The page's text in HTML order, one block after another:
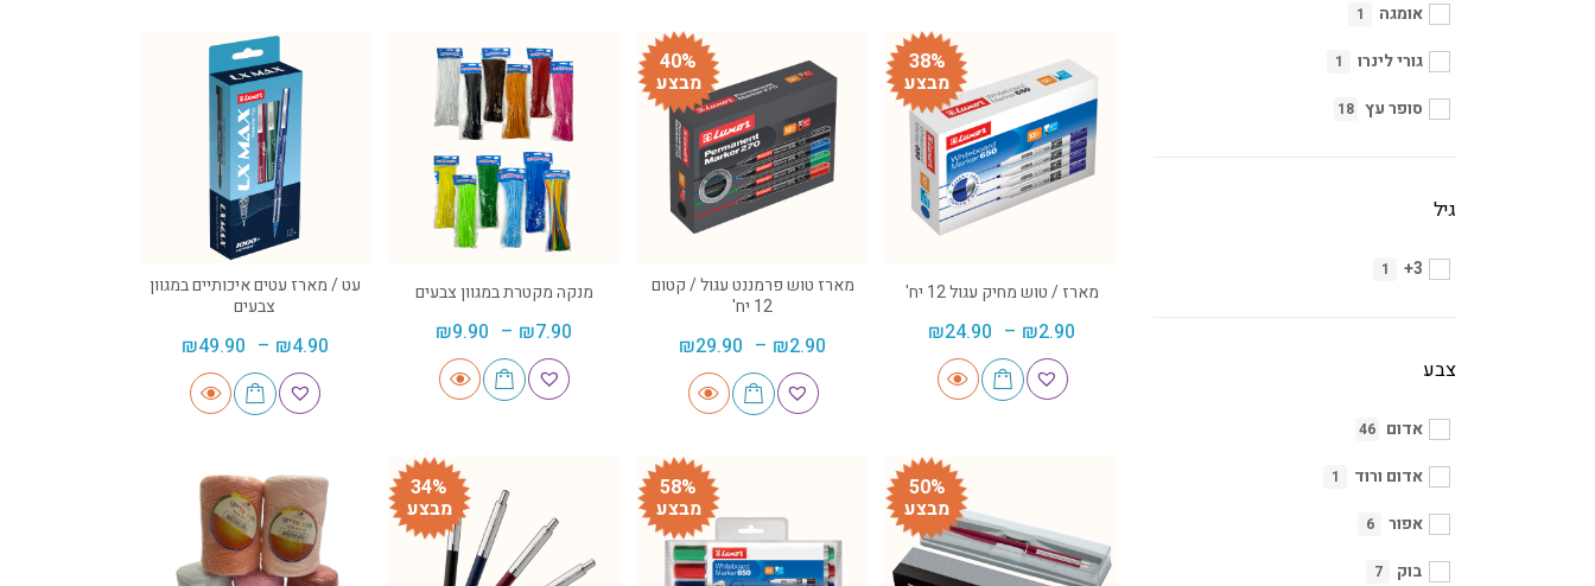
אומגה 1
גורי לינרו 1
סופר עץ 18
גיל
3+
1
צבע
אדום 46
אדום ורוד 1
אפור 6
בוק 7
38%
מבצע
מארז / טוש מחיק עגול 12 יח'
₪2.90
–
₪24.90
40%
מבצע
מארז טוש פרמננט עגול / קטום
12 יח'
₪2.90
–
₪29.90
מנקה מקטרת במגוון צבעים
₪7.90
–
₪9.90
עט / מארז עטים איכותיים במגוון
צבעים
₪4.90
–
₪49.90
50%
מבצע
58%
מבצע
34%
מבצע